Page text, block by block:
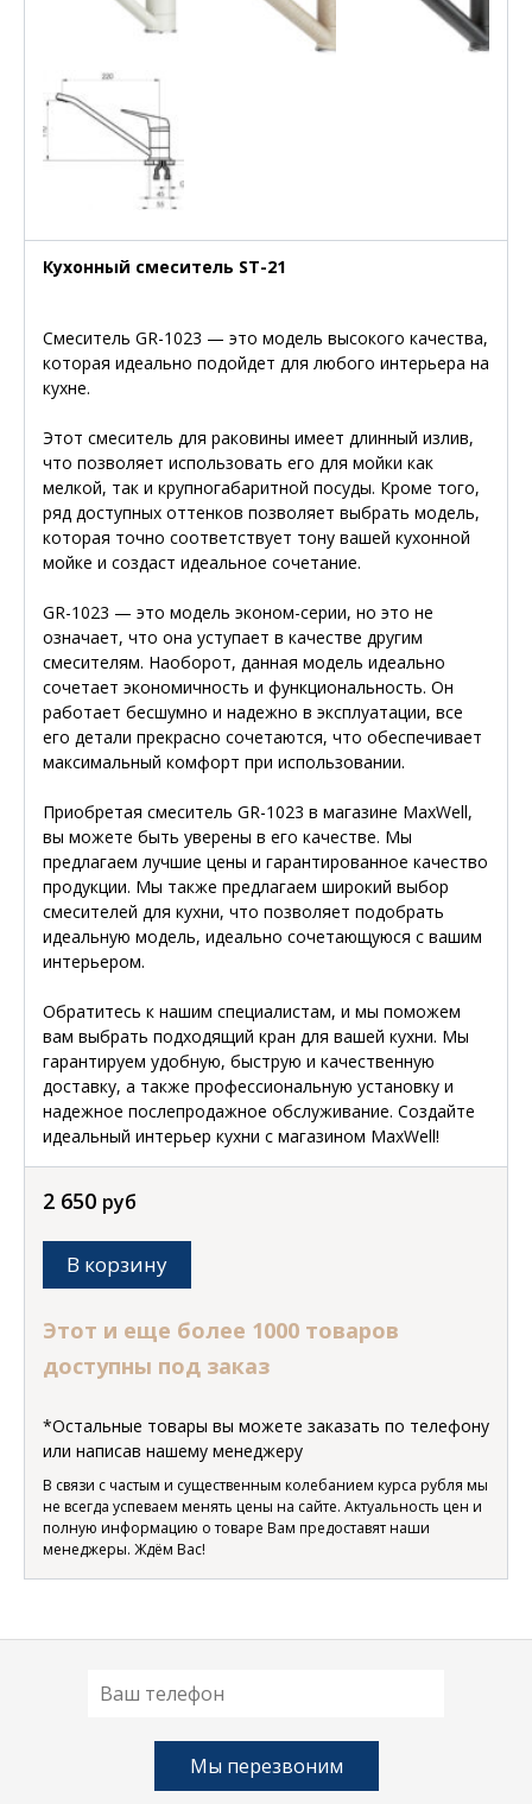
Кухонный смеситель ST-21
Смеситель GR-1023 — это модель высокого качества,
которая идеально подойдет для любого интерьера на
кухне.
Этот смеситель для раковины имеет длинный излив,
что позволяет использовать его для мойки как
мелкой, так и крупногабаритной посуды. Кроме того,
ряд доступных оттенков позволяет выбрать модель,
которая точно соответствует тону вашей кухонной
мойке и создаст идеальное сочетание.
GR-1023 — это модель эконом-серии, но это не
означает, что она уступает в качестве другим
смесителям. Наоборот, данная модель идеально
сочетает экономичность и функциональность. Он
работает бесшумно и надежно в эксплуатации, все
его детали прекрасно сочетаются, что обеспечивает
максимальный комфорт при использовании.
Приобретая смеситель GR-1023 в магазине MaxWell,
вы можете быть уверены в его качестве. Мы
предлагаем лучшие цены и гарантированное качество
продукции. Мы также предлагаем широкий выбор
смесителей для кухни, что позволяет подобрать
идеальную модель, идеально сочетающуюся с вашим
интерьером.
Обратитесь к нашим специалистам, и мы поможем
вам выбрать подходящий кран для вашей кухни. Мы
гарантируем удобную, быструю и качественную
доставку, а также профессиональную установку и
надежное послепродажное обслуживание. Создайте
идеальный интерьер кухни с магазином MaxWell!
2 650 руб
В корзину
Этот и еще более 1000 товаров
доступны под заказ
*Остальные товары вы можете заказать по телефону
или написав нашему менеджеру
В связи с частым и существенным колебанием курса рубля мы
не всегда успеваем менять цены на сайте. Актуальность цен и
полную информацию о товаре Вам предоставят наши
менеджеры. Ждём Вас!